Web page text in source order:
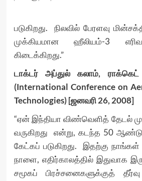
படுகிறது. நிலவில் பேரளவு
முக்கியமான ஹீலியம்-3
கிடைக்கிறது.”
டாக்டர் அப்துல் கலாம்,
(International Conference on
Technologies) [ஜனவரி 26, 2008]
“ஏன் இந்தியா விண்வெளித் தேடல்
வருகிறது என்று, கடந்த 50
கேட்கப் படுகிறது. இதற்கு நாங்கள்
நாளை, எதிர்காலத்தில் இதுவாக
சமூகப் பிரச்சனைகளுக்குத்